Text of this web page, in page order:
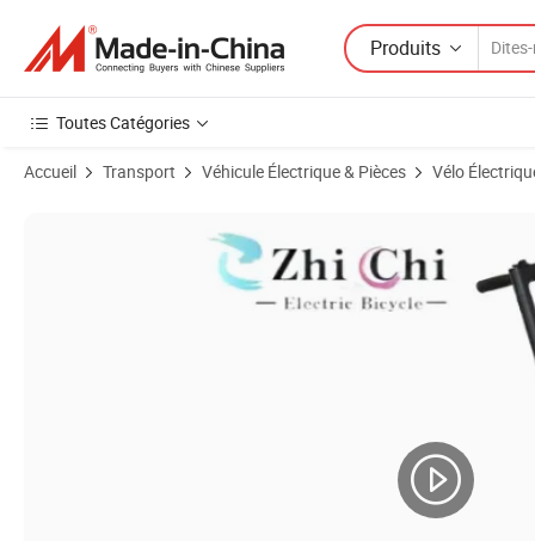
Produits
Toutes Catégories
Accueil Transport Véhicule Électrique & Pièces Vélo